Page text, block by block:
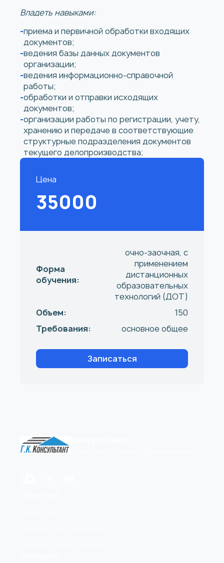
Владеть навыками:
приема и первичной обработки входящих
документов;
ведения базы данных документов
организации;
ведения информационно-справочной
работы;
обработки и отправки исходящих
документов;
организации работы по регистрации, учету,
хранению и передаче в соответствующие
структурные подразделения документов
текущего делопроизводства;
Цена
35000
Форма
обучения:
очно-заочная, с
применением
дистанционных
образовательных
технологий (ДОТ)
Объем:
150
Требования:
основное общее
Записаться